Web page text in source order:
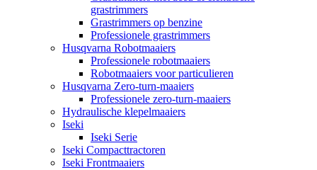
grastrimmers
Grastrimmers op benzine
Professionele grastrimmers
Husqvarna Robotmaaiers
Professionele robotmaaiers
Robotmaaiers voor particulieren
Husqvarna Zero-turn-maaiers
Professionele zero-turn-maaiers
Hydraulische klepelmaaiers
Iseki
Iseki Serie
Iseki Compacttractoren
Iseki Frontmaaiers